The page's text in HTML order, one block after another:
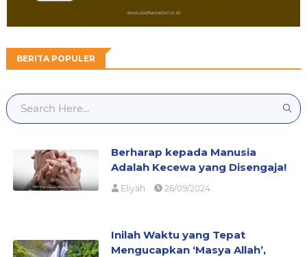
BERITA POPULER
Berharap kepada Manusia
Adalah Kecewa yang Disengaja!
Eliyah 26/09/2024
Inilah Waktu yang Tepat
Mengucapkan ‘Masya Allah’,